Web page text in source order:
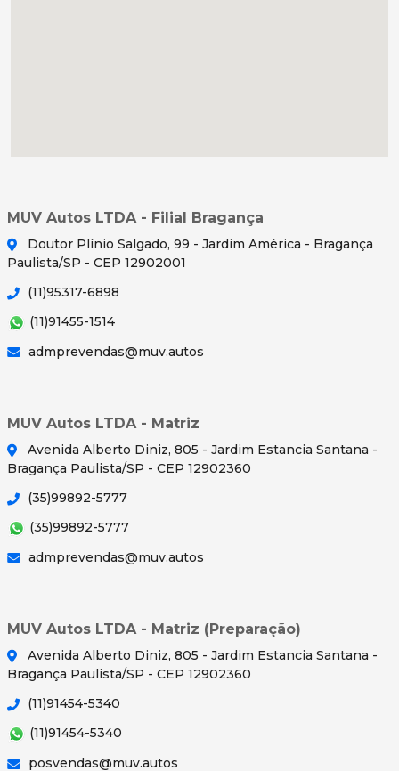
MUV Autos LTDA - Filial Bragança
Doutor Plínio Salgado, 99 - Jardim América - Bragança
Paulista/SP - CEP 12902001
(11)95317-6898
(11)91455-1514
admprevendas@muv.autos
MUV Autos LTDA - Matriz
Avenida Alberto Diniz, 805 - Jardim Estancia Santana -
Bragança Paulista/SP - CEP 12902360
(35)99892-5777
(35)99892-5777
admprevendas@muv.autos
MUV Autos LTDA - Matriz (Preparação)
Avenida Alberto Diniz, 805 - Jardim Estancia Santana -
Bragança Paulista/SP - CEP 12902360
(11)91454-5340
(11)91454-5340
posvendas@muv.autos